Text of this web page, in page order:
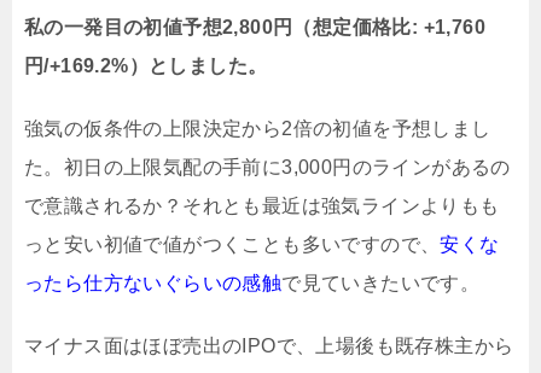
私の一発目の初値予想2,800円（想定価格比: +1,760
円/+169.2%）としました。
強気の仮条件の上限決定から2倍の初値を予想しまし
た。初日の上限気配の手前に3,000円のラインがあるの
で意識されるか？それとも最近は強気ラインよりもも
っと安い初値で値がつくことも多いですので、安くな
ったら仕方ないぐらいの感触で見ていきたいです。
マイナス面はほぼ売出のIPOで、上場後も既存株主から